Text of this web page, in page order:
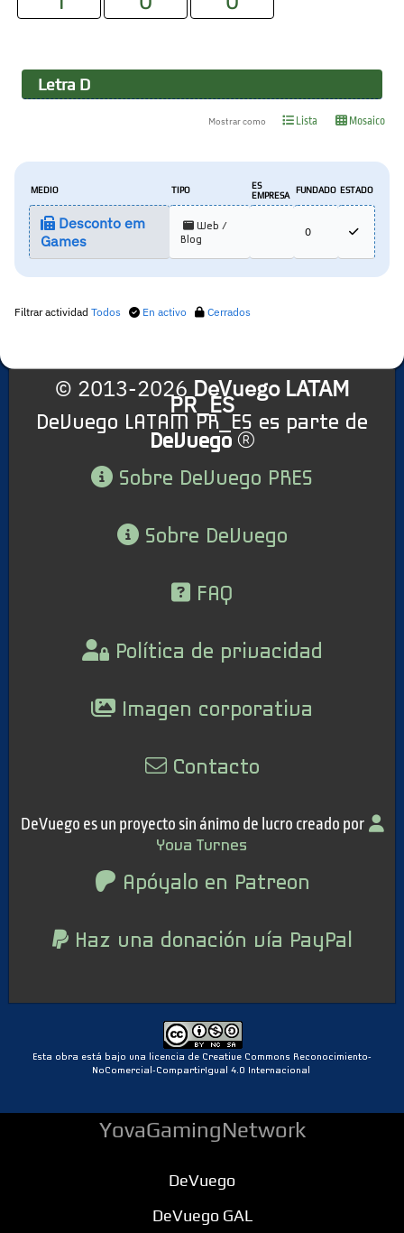
Letra D
Mostrar como Lista Mosaico
MEDIO TIPO
ES
EMPRESA
FUNDADO ESTADO
Desconto em
Games
Web /
Blog
0
Filtrar actividad Todos En activo Cerrados
© 2013-2026 DeVuego LATAM
PR_ES
DeVuego LATAM PR_ES es parte de
DeVuego
Sobre DeVuego PRES
Sobre DeVuego
FAQ
Política de privacidad
Imagen corporativa
Contacto
DeVuego es un proyecto sin ánimo de lucro creado por
Yova Turnes
Apóyalo en Patreon
Haz una donación vía PayPal
Esta obra está bajo una licencia de Creative Commons Reconocimiento-
NoComercial-CompartirIgual 4.0 Internacional
YovaGamingNetwork
DeVuego
DeVuego GAL